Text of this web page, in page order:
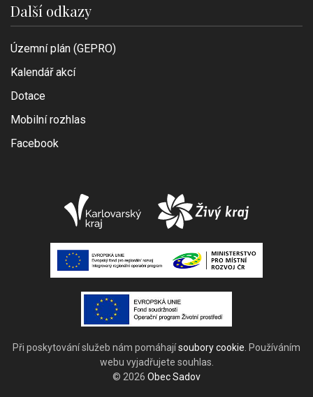
Další odkazy
Územní plán (GEPRO)
Kalendář akcí
Dotace
Mobilní rozhlas
Facebook
Při poskytování služeb nám pomáhajísoubory cookie . Používáním
webu vyjadřujete souhlas.
© 2026 Obec Sadov